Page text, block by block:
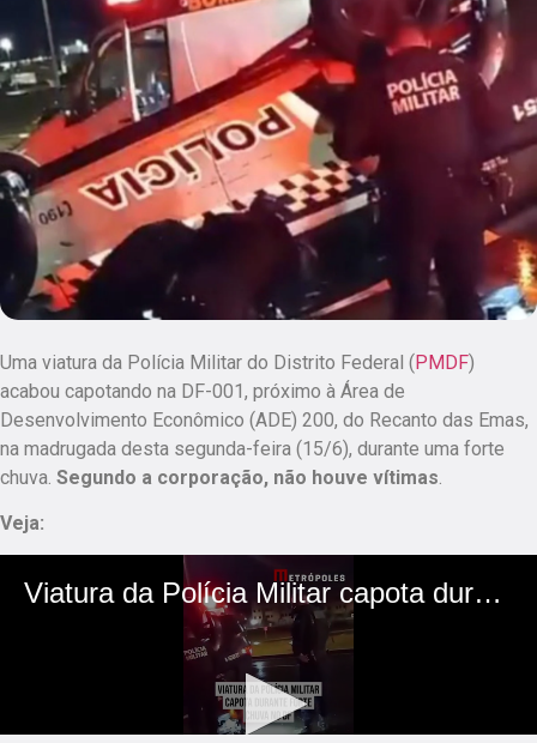
Uma viatura da Polícia Militar do Distrito Federal (PMDF)
acabou capotando na DF-001, próximo à Área de
Desenvolvimento Econômico (ADE) 200, do Recanto das Emas,
na madrugada desta segunda-feira (15/6), durante uma forte
chuva. Segundo a corporação, não houve vítimas
Veja: